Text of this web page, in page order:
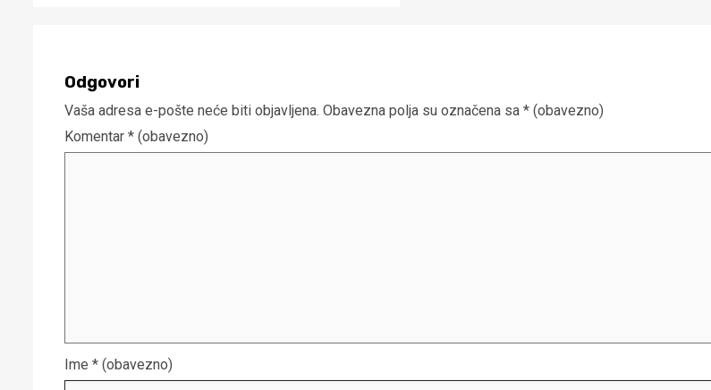
Odgovori
Vaša adresa e-pošte neće biti objavljena. Obavezna polja su označena sa * (obavezno)
Komentar * (obavezno)
Ime * (obavezno)